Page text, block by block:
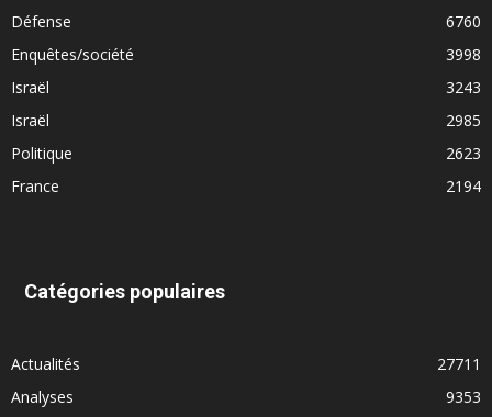
Défense
6760
Enquêtes/société
3998
Israël
3243
Israël
2985
Politique
2623
France
2194
Catégories populaires
Actualités
27711
Analyses
9353